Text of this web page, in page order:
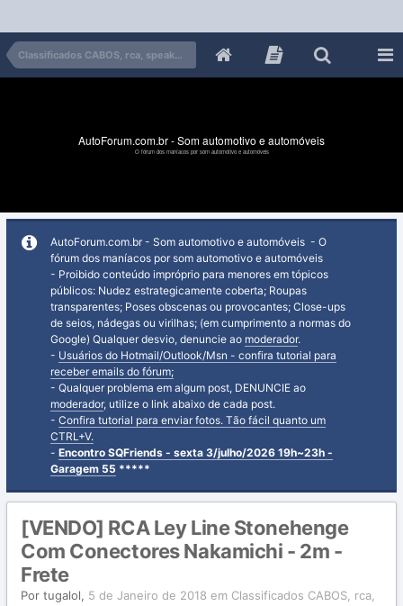
Classificados CABOS, rca, speaker, força e óticos
AutoForum.com.br - Som automotivo e automóveis
O fórum dos maníacos por som automotivo e automóveis
AutoForum.com.br - Som automotivo e automóveis - O
fórum dos maníacos por som automotivo e automóveis
- Proibido conteúdo impróprio para menores em tópicos
públicos: Nudez estrategicamente coberta; Roupas
transparentes; Poses obscenas ou provocantes; Close-ups
de seios, nádegas ou virilhas; (em cumprimento a normas do
Google) Qualquer desvio, denuncie ao moderador.
- Usuários do Hotmail/Outlook/Msn - confira tutorial para
receber emails do fórum;
- Qualquer problema em algum post, DENUNCIE ao
moderador, utilize o link abaixo de cada post.
- Confira tutorial para enviar fotos. Tão fácil quanto um
CTRL+V.
- Encontro SQFriends - sexta 3/julho/2026 19h~23h -
Garagem 55 *****
[VENDO] RCA Ley Line Stonehenge
Com Conectores Nakamichi - 2m -
Frete
Por tugalol, 5 de Janeiro de 2018 em Classificados CABOS, rca,